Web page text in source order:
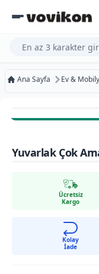
Ürün, kategori veya
Ana Sayfa Ev &
Ücretsiz Kargo
Kurumsal Faturaya
Yuvarlak Çok
Ücretsiz
Kargo
Kolay
İade